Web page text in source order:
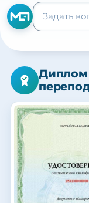
Диплом